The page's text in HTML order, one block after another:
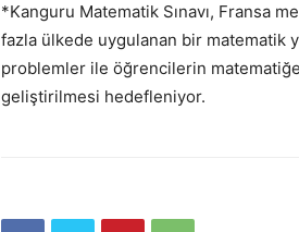
*Kanguru Matematik Sınavı, Fransa
fazla ülkede uygulanan bir matematik
problemler ile öğrencilerin
geliştirilmesi hedefleniyor.